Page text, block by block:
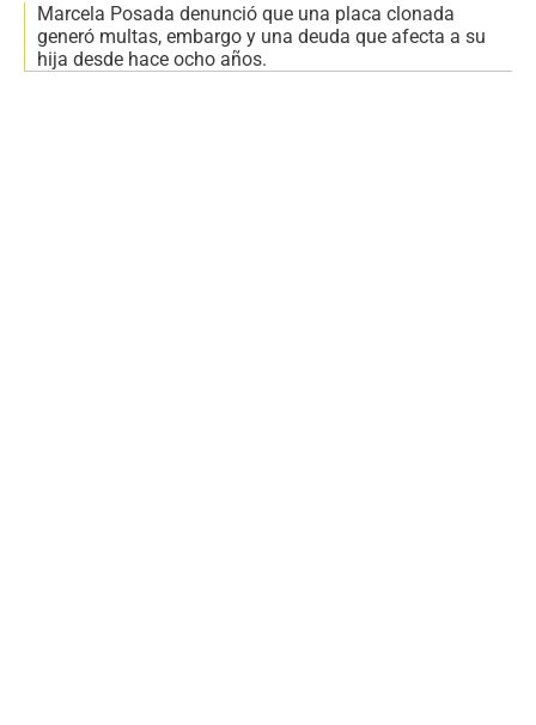
Marcela Posada denunció que una placa clonada
generó multas, embargo y una deuda que afecta a su
hija desde hace ocho años.